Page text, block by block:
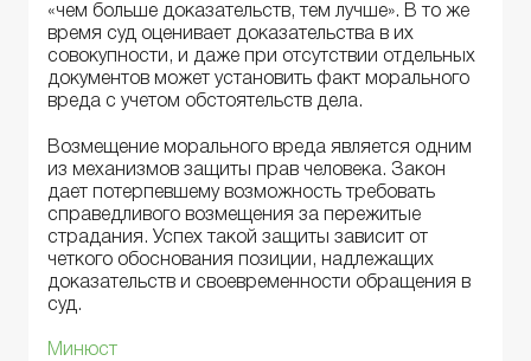
«чем больше доказательств, тем лучше». В то же
время суд оценивает доказательства в их
совокупности, и даже при отсутствии отдельных
документов может установить факт морального
вреда с учетом обстоятельств дела.
Возмещение морального вреда является одним
из механизмов защиты прав человека. Закон
дает потерпевшему возможность требовать
справедливого возмещения за пережитые
страдания. Успех такой защиты зависит от
четкого обоснования позиции, надлежащих
доказательств и своевременности обращения в
суд.
Минюст